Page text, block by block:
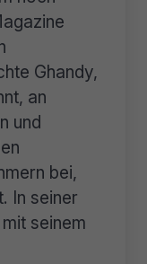
Ghandy,
an
und
bei,
In seiner
seinem